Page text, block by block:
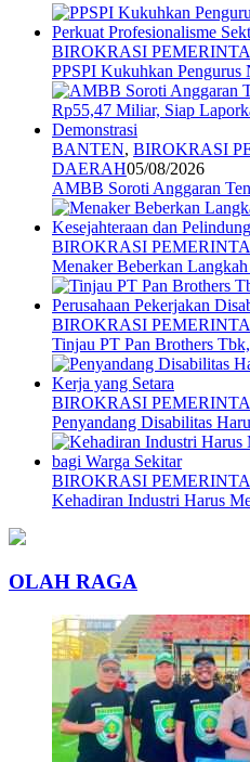
BIROKRASI
PPSPI Kukuhkan
BANTEN, BIROKRASI
DAERAH05/08/2026
AMBB Soroti Anggaran
BIROKRASI
Menaker Beberkan
BIROKRASI
Tinjau PT Pan Brothers
BIROKRASI
Penyandang Disabilitas
BIROKRASI
Kehadiran Industri Harus
OLAH RAGA